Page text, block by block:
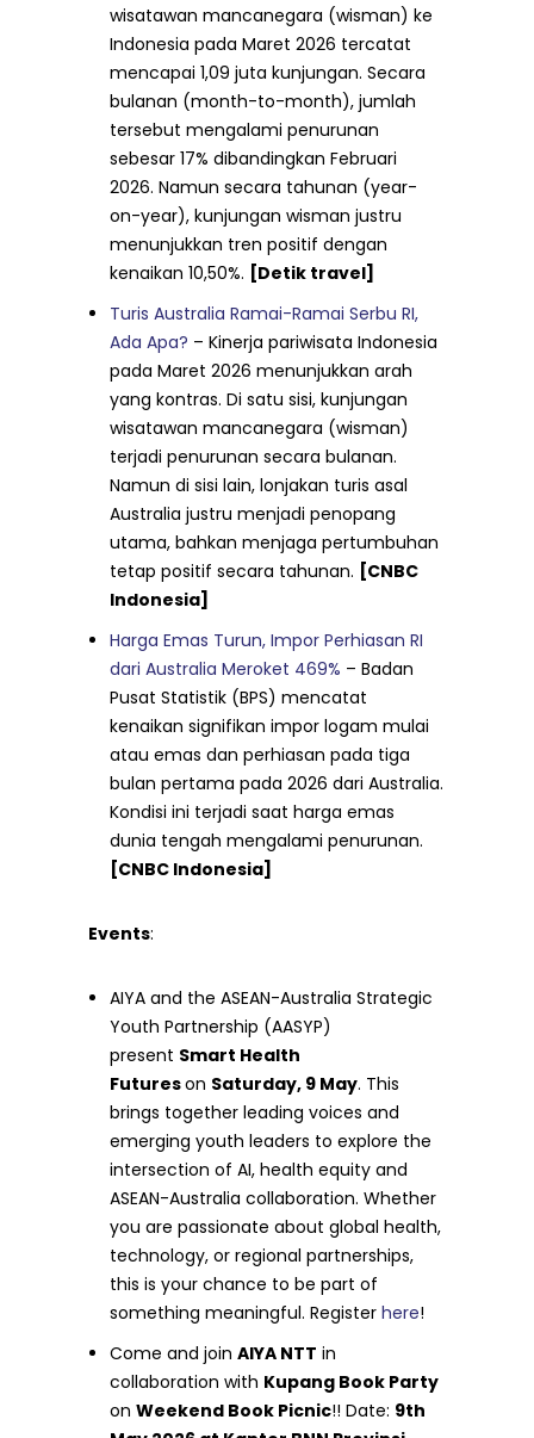
wisatawan mancanegara (wisman) ke
Indonesia pada Maret 2026 tercatat
mencapai 1,09 juta kunjungan. Secara
bulanan (month-to-month), jumlah
tersebut mengalami penurunan
sebesar 17% dibandingkan Februari
2026. Namun secara tahunan (year-
on-year), kunjungan wisman justru
menunjukkan tren positif dengan
kenaikan 10,50%. [Detik travel]
Turis Australia Ramai-Ramai Serbu RI,
Ada Apa? – Kinerja pariwisata Indonesia
pada Maret 2026 menunjukkan arah
yang kontras. Di satu sisi, kunjungan
wisatawan mancanegara (wisman)
terjadi penurunan secara bulanan.
Namun di sisi lain, lonjakan turis asal
Australia justru menjadi penopang
utama, bahkan menjaga pertumbuhan
tetap positif secara tahunan. [CNBC
Indonesia]
Harga Emas Turun, Impor Perhiasan RI
dari Australia Meroket 469% – Badan
Pusat Statistik (BPS) mencatat
kenaikan signifikan impor logam mulai
atau emas dan perhiasan pada tiga
bulan pertama pada 2026 dari Australia.
Kondisi ini terjadi saat harga emas
dunia tengah mengalami penurunan.
[CNBC Indonesia]
Events:
AIYA and the ASEAN-Australia Strategic
Youth Partnership (AASYP)
present Smart Health
Futureson Saturday, 9 May. This
brings together leading voices and
emerging youth leaders to explore the
intersection of AI, health equity and
ASEAN-Australia collaboration. Whether
you are passionate about global health,
technology, or regional partnerships,
this is your chance to be part of
something meaningful. Registerhere!
Come and joinAIYA NTT in
collaboration with Kupang Book Party
onWeekend Book Picnic!! Date: 9th